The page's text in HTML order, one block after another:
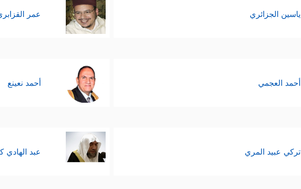
ياسين الجزائري عمر
أحمد العجمي أحمد نعينع
تركي عبيد المري عبد الهادي